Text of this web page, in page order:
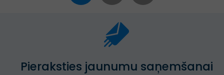
Pieraksties jaunumu saņemšanai